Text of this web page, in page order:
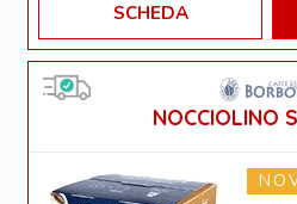
SCHEDA
NOCCIOLINO